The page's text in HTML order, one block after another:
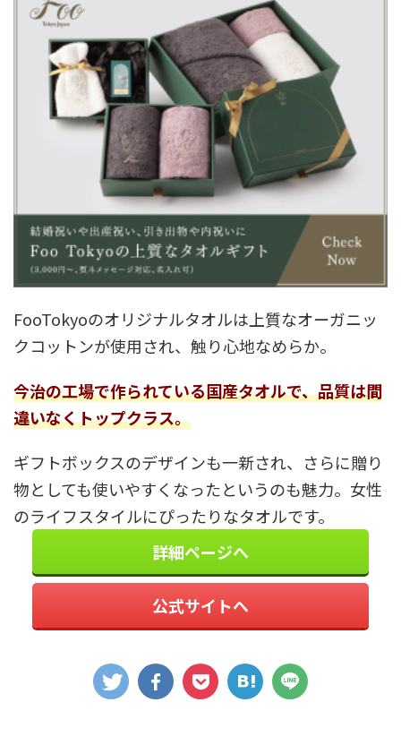
FooTokyoのオリジナルタオルは上質なオーガニッ
クコットンが使用され、触り心地なめらか。
今治の工場で作られている国産タオルで、品質は間
違いなくトップクラス。
ギフトボックスのデザインも一新され、さらに贈り
物としても使いやすくなったというのも魅力。女性
のライフスタイルにぴったりなタオルです。
詳細ページへ
公式サイトへ